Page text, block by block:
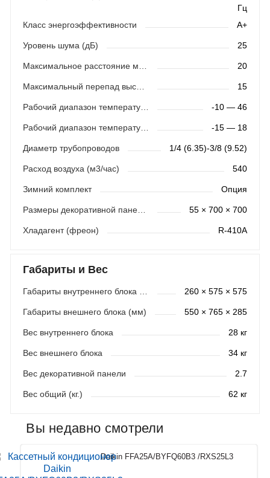
Гц
Класс энергоэффективности
A+
Уровень шума (дБ) 25
Максимальное расстояние между блоками (м) 20
Максимальный перепад высот (м) 15
Рабочий диапазон температур (охлаждение) -10 — 46
Рабочий диапазон температур (обогрев) -15 — 18
Диаметр трубопроводов 1/4 (6.35)-3/8 (9.52)
Расход воздуха (м3/час) 540
Зимний комплект Опция
Размеры декоративной панели (мм) 55 × 700 × 700
Хладагент (фреон) R-410A
Габариты и Вес
Габариты внутреннего блока (мм) 260 × 575 × 575
Габариты внешнего блока (мм) 550 × 765 × 285
Вес внутреннего блока 28 кг
Вес внешнего блока 34 кг
Вес декоративной панели 2.7
Вес общий (кг.) 62 кг
Вы недавно смотрели
Daikin FFA25A/BYFQ60B3 /RXS25L3